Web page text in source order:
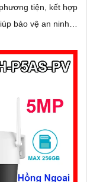
tiện, kết hợp
bảo vệ an ninh